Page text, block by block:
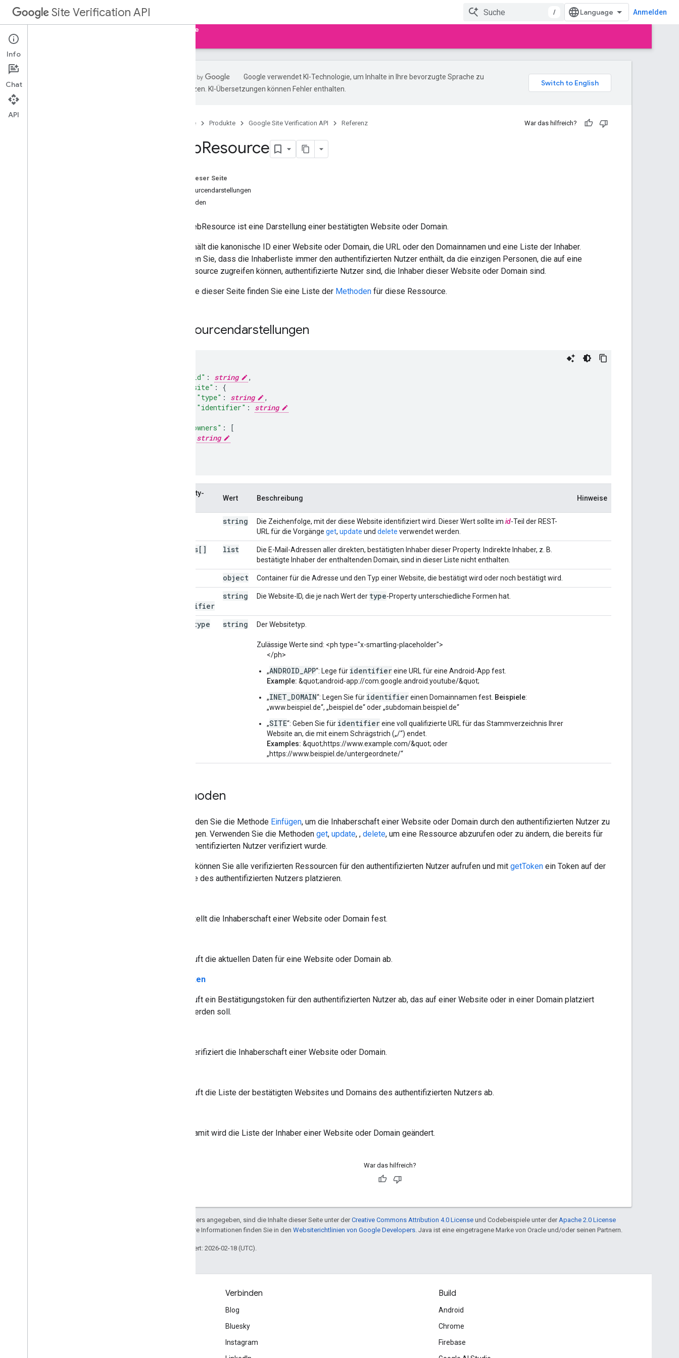
Site Verification API / Anmelden
Beispiele
Ressourcenübersicht
Webressource
Google verwendet KI-Technologie, um Inhalte in Ihre bevorzugte Sprache zu
übersetzen. KI-Übersetzungen können Fehler enthalten.
Startseite Produkte Google Site Verification API Referenz War das hilfreich?
WebResource
Auf dieser Seite
Ressourcendarstellungen
Methoden
Eine WebResource ist eine Darstellung einer bestätigten Website oder Domain.
Sie enthält die kanonische ID einer Website oder Domain, die URL oder den Domainnamen und eine Liste der Inhaber.
Beachten Sie, dass die Inhaberliste immer den authentifizierten Nutzer enthält, da die einzigen Personen, die auf eine
WebResource zugreifen können, authentifizierte Nutzer sind, die Inhaber dieser Website oder Domain sind.
Am Ende dieser Seite finden Sie eine Liste der Methoden für diese Ressource.
Ressourcendarstellungen
"id" : string
,
"site" :
"type" : string
,
"identifier" :
string
"owners" :
[
string
Property-
Wert Beschreibung Hinweise
string Die Zeichenfolge, mit der diese Website identifiziert wird. Dieser Wert sollte im id-Teil der REST-
URL für die Vorgänge get, update und delete verwendet werden.
owners[] list
Die E-Mail-Adressen aller direkten, bestätigten Inhaber dieser Property. Indirekte Inhaber, z. B.
bestätigte Inhaber der enthaltenden Domain, sind in dieser Liste nicht enthalten.
object Container für die Adresse und den Typ einer Website, die bestätigt wird oder noch bestätigt wird.
identifier
string Die Website-ID, die je nach Wert der type-Property unterschiedliche Formen hat.
type string Der Websitetyp.
Zulässige Werte sind: <ph type="x-smartling-placeholder">
</ph>
„ANDROID_APP“: Lege für identifiereine URL für eine Android-App fest.
Example: &quot;android-app://com.google.android.youtube/&quot;
„INET_DOMAIN“: Legen Sie für identifiereinen Domainnamen fest. Beispiele:
„www.beispiel.de“, „beispiel.de“ oder „subdomain.beispiel.de“
„SITE“: Geben Sie für identifiereine voll qualifizierte URL für das Stammverzeichnis Ihrer
Website an, die mit einem Schrägstrich („/“) endet.
Examples: &quot;https://www.example.com/&quot; oder
„https://www.beispiel.de/untergeordnete/“
Methoden
Verwenden Sie die Methode Einfügen, um die Inhaberschaft einer Website oder Domain durch den authentifizierten Nutzer zu
bestätigen. Verwenden Sie die Methoden get, update, , delete, um eine Ressource abzurufen oder zu ändern, die bereits für
den authentifizierten Nutzer verifiziert wurde.
können Sie alle verifizierten Ressourcen für den authentifizierten Nutzer aufrufen und mit getToken ein Token auf der
Website des authentifizierten Nutzers platzieren.
Stellt die Inhaberschaft einer Website oder Domain fest.
Ruft die aktuellen Daten für eine Website oder Domain ab.
getToken
Ruft ein Bestätigungstoken für den authentifizierten Nutzer ab, das auf einer Website oder in einer Domain platziert
werden soll.
Verifiziert die Inhaberschaft einer Website oder Domain.
Ruft die Liste der bestätigten Websites und Domains des authentifizierten Nutzers ab.
Damit wird die Liste der Inhaber einer Website oder Domain geändert.
War das hilfreich?
Sofern nicht anders angegeben, sind die Inhalte dieser Seite unter derCreative Commons Attribution 4.0 License und Codebeispiele unter der Apache 2.0 License
lizenziert. Weitere Informationen finden Sie in den Websiterichtlinien von Google Developers . Java ist eine eingetragene Marke von Oracle und/oder seinen Partnern.
Zuletzt aktualisiert: 2026-02-18 (UTC).
Verbinden
Blog
Bluesky
Instagram
Build
Android
Chrome
Firebase
Info
Chat
API